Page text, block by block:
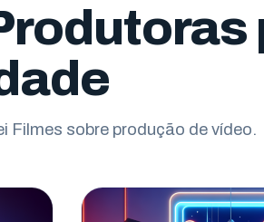
sobre produção de vídeo.